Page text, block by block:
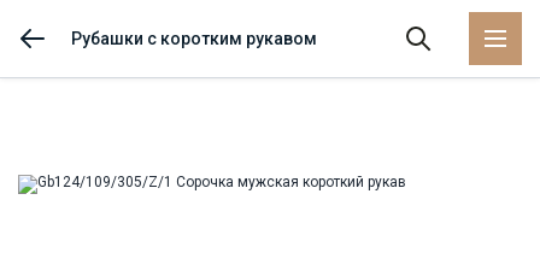
Рубашки с коротким рукавом